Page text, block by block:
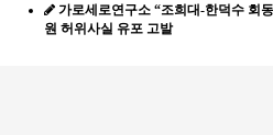
가로세로연구소 “조희대-한덕수 회
원 허위사실 유포 고발